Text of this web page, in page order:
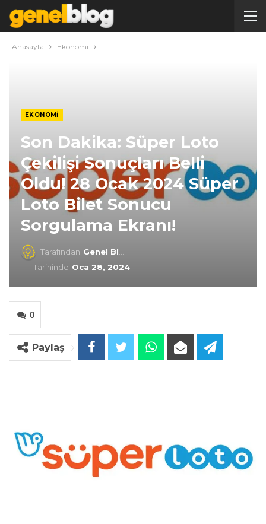
Anasayfa Ekonomi
EKONOMI
Son Dakika: Süper Loto
Çekilişi Sonuçları Belli
Oldu! 28 Ocak 2024 Süper
Loto Bilet Sonucu
Sorgulama Ekranı!
Tarafından Genel Blog
Tarihinde Oca 28, 2024
0
Paylaş